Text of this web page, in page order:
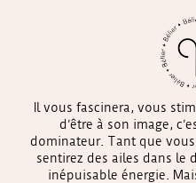
Il vous fascinera, vous
d’être à son image,
dominateur. Tant que
sentirez des ailes dans le
inépuisable énergie.